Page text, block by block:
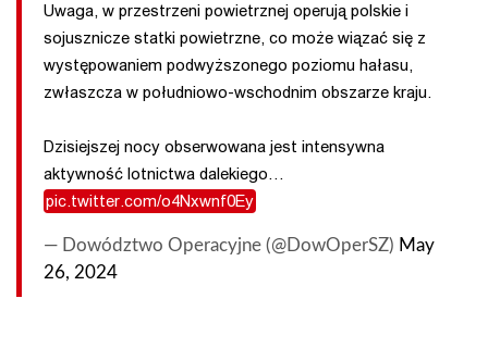
Uwaga, w przestrzeni powietrznej operują polskie i
sojusznicze statki powietrzne, co może wiązać się z
występowaniem podwyższonego poziomu hałasu,
zwłaszcza w południowo-wschodnim obszarze kraju.
Dzisiejszej nocy obserwowana jest intensywna
aktywność lotnictwa dalekiego…
pic.twitter.com/o4Nxwnf0Ey
— Dowództwo Operacyjne (@DowOperSZ) May
26, 2024